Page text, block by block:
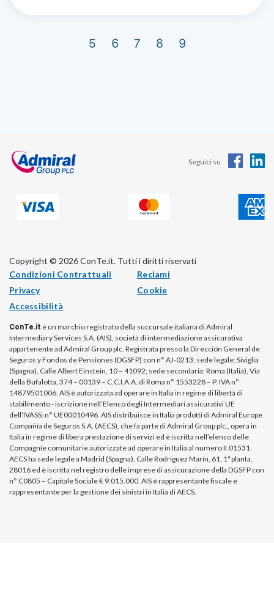
5 6 7 8 9
Seguici su
Copyright © 2026 ConTe.it. Tutti i diritti riservati
Condizioni Contrattuali
Reclami
Privacy
Cookie
Accessibilità
ConTe.it è un marchio registrato della succursale italiana di Admiral
Intermediary Services S.A. (AIS), società di intermediazione assicurativa
appartenente ad Admiral Group plc. Registrata presso la Dirección General de
Seguros y Fondos de Pensiones (DGSFP) con n° AJ-0213; sede legale: Siviglia
(Spagna), Calle Albert Einstein, 10 – 41092; sede secondaria: Roma (Italia), Via
della Bufalotta, 374 – 00139 – C.C.I.A.A. di Roma n° 1553228 – P. IVA n°
14879501006. AIS è autorizzata ad operare in Italia in regime di libertà di
stabilimento - iscrizione nell’Elenco degli Intermediari assicurativi UE
dell’IVASS: n° UE00010496. AIS distribuisce in Italia prodotti di Admiral Europe
Compañía de Seguros S.A. (AECS), che fa parte di Admiral Group plc., opera in
Italia in regime di libera prestazione di servizi ed è iscritta nell’elenco delle
Compagnie comunitarie autorizzate ad operare in Italia al numero II.01531.
AECS ha sede legale a Madrid (Spagna), Calle Rodríguez Marín, 61, 1ª planta,
28016 ed è iscritta nel registro delle imprese di assicurazione della DGSFP con
n° C0805 – Capitale Sociale € 9.015.000. AIS è rappresentante fiscale e
rappresentante per la gestione dei sinistri in Italia di AECS.